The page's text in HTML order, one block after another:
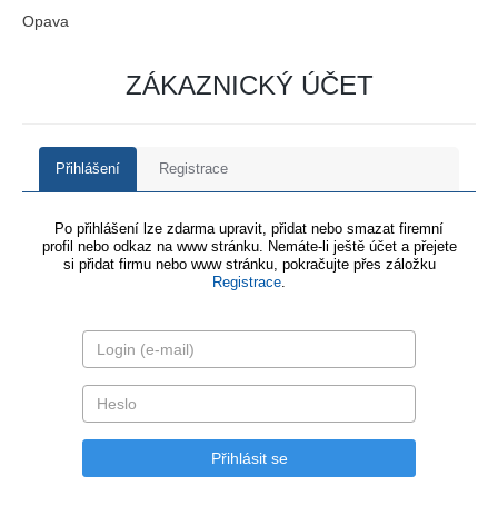
Opava
ZÁKAZNICKÝ ÚČET
Přihlášení Registrace
Po přihlášení lze zdarma upravit, přidat nebo smazat firemní
profil nebo odkaz na www stránku. Nemáte-li ještě účet a přejete
si přidat firmu nebo www stránku, pokračujte přes záložku
Registrace.